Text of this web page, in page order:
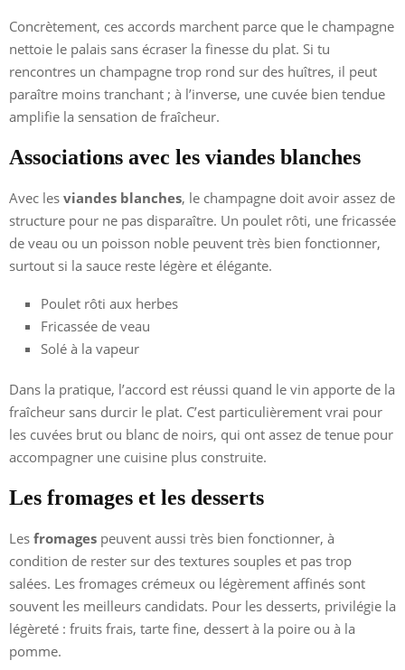
Concrètement, ces accords marchent parce que le champagne
nettoie le palais sans écraser la finesse du plat. Si tu
rencontres un champagne trop rond sur des huîtres, il peut
paraître moins tranchant ; à l’inverse, une cuvée bien tendue
amplifie la sensation de fraîcheur.
Associations avec les viandes blanches
Avec les viandes blanches, le champagne doit avoir assez de
structure pour ne pas disparaître. Un poulet rôti, une fricassée
de veau ou un poisson noble peuvent très bien fonctionner,
surtout si la sauce reste légère et élégante.
Poulet rôti aux herbes
Fricassée de veau
Solé à la vapeur
Dans la pratique, l’accord est réussi quand le vin apporte de la
fraîcheur sans durcir le plat. C’est particulièrement vrai pour
les cuvées brut ou blanc de noirs, qui ont assez de tenue pour
accompagner une cuisine plus construite.
Les fromages et les desserts
Les fromages peuvent aussi très bien fonctionner, à
condition de rester sur des textures souples et pas trop
salées. Les fromages crémeux ou légèrement affinés sont
souvent les meilleurs candidats. Pour les desserts, privilégie la
légèreté : fruits frais, tarte fine, dessert à la poire ou à la
pomme.